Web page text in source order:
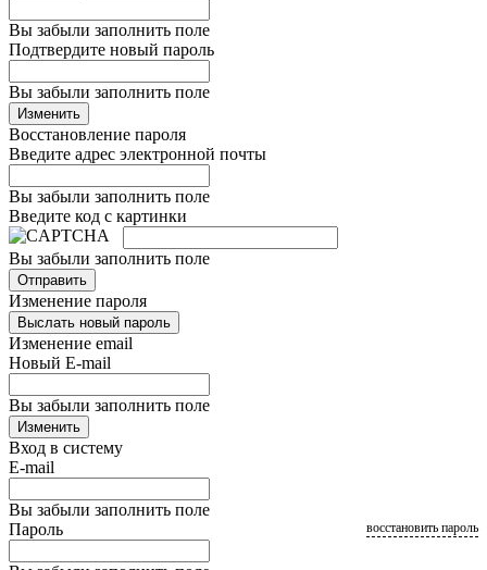
Вы забыли заполнить поле
Подтвердите новый пароль
Вы забыли заполнить поле
Изменить
Восстановление пароля
Введите адрес электронной почты
Вы забыли заполнить поле
Введите код с картинки
Вы забыли заполнить поле
Отправить
Изменение пароля
Выслать новый пароль
Изменение email
Новый E-mail
Вы забыли заполнить поле
Изменить
Вход в систему
E-mail
Вы забыли заполнить поле
Пароль
восстановить пароль